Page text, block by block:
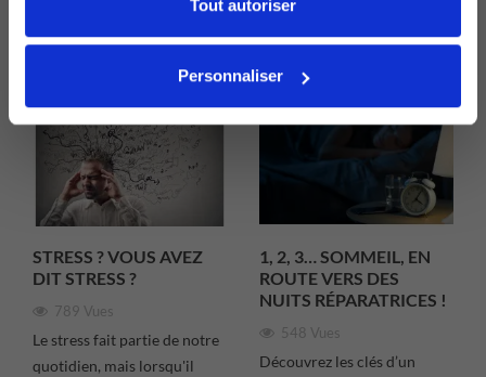
Tout autoriser
Personnaliser
Lire la suite
STRESS ? VOUS AVEZ
DIT STRESS ?
789 Vues
Le stress fait partie de notre
quotidien, mais lorsqu'il
1, 2, 3… SOMMEIL, EN
ROUTE VERS DES
NUITS RÉPARATRICES !
548 Vues
Découvrez les clés d’un